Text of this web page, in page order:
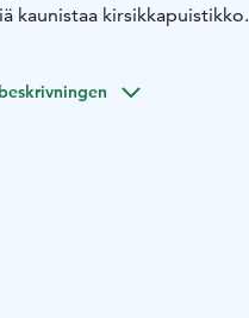
kaunistaa kirsikkapuistikko.
kenraali Gustafsson